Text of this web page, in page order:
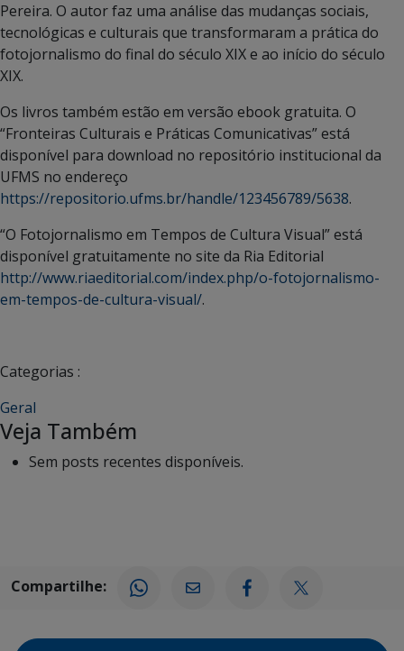
Pereira. O autor faz uma análise das mudanças sociais,
tecnológicas e culturais que transformaram a prática do
fotojornalismo do final do século XIX e ao início do século
XIX.
Os livros também estão em versão ebook gratuita. O
“Fronteiras Culturais e Práticas Comunicativas” está
disponível para download no repositório institucional da
UFMS no endereço
https://repositorio.ufms.br/handle/123456789/5638.
“O Fotojornalismo em Tempos de Cultura Visual” está
disponível gratuitamente no site da Ria Editorial
http://www.riaeditorial.com/index.php/o-fotojornalismo-
em-tempos-de-cultura-visual/.
Categorias :
Geral
Veja Também
Sem posts recentes disponíveis.
Compartilhe: